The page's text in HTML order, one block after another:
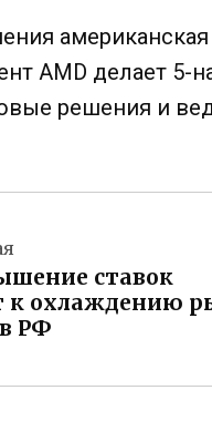
AMD делает
решения и
ставок
к охлаждению
РФ